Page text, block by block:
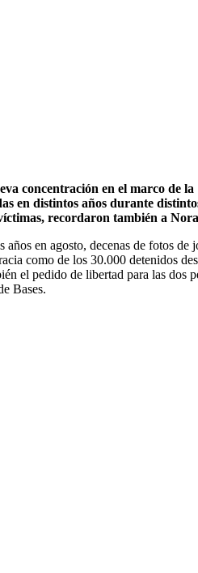
concentración en el marco de
en distintos años durante
recordaron también a
años en agosto, decenas de fotos
como de los 30.000 detenidos
el pedido de libertad para las
Bases.